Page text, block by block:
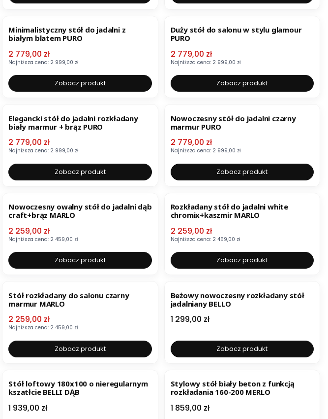
Minimalistyczny stół do jadalni z
białym blatem PURO
Cena promocyjna
2 779,00 zł
Najniższa cena: 2 999,00 zł
Zobacz produkt
Duży stół do salonu w stylu glamour
PURO
Cena promocyjna
2 779,00 zł
Najniższa cena: 2 999,00 zł
Zobacz produkt
Elegancki stół do jadalni rozkładany
biały marmur + brąz PURO
Cena promocyjna
2 779,00 zł
Najniższa cena: 2 999,00 zł
Zobacz produkt
Nowoczesny stół do jadalni czarny
marmur PURO
Cena promocyjna
2 779,00 zł
Najniższa cena: 2 999,00 zł
Zobacz produkt
Nowoczesny owalny stół do jadalni dąb
craft+brąz MARLO
Cena promocyjna
2 259,00 zł
Najniższa cena: 2 459,00 zł
Zobacz produkt
Rozkładany stół do jadalni white
chromix+kaszmir MARLO
Cena promocyjna
2 259,00 zł
Najniższa cena: 2 459,00 zł
Zobacz produkt
Stół rozkładany do salonu czarny
marmur MARLO
Cena promocyjna
2 259,00 zł
Najniższa cena: 2 459,00 zł
Zobacz produkt
Beżowy nowoczesny rozkładany stół
jadalniany BELLO
Cena
1 299,00 zł
Zobacz produkt
Stół loftowy 180x100 o nieregularnym
kszatłcie BELLI DĄB
Cena
1 939,00 zł
Stylowy stół biały beton z funkcją
rozkładania 160-200 MERLO
Cena
1 859,00 zł